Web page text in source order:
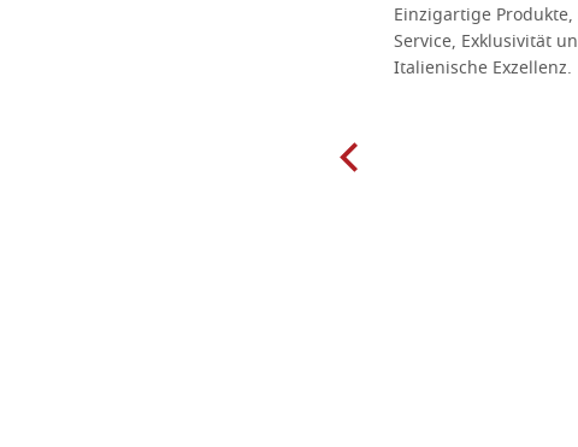
Einzigartige
Service, Exklusivität
Italienische Exzellenz.